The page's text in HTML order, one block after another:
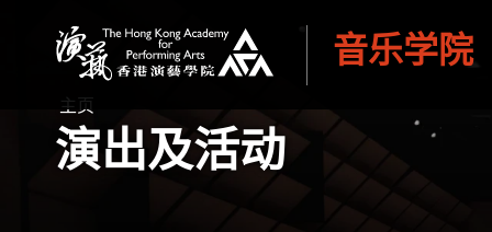
音乐学院
主页
演出及活动